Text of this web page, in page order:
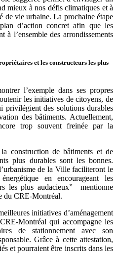
mieux à nos défis climatiques et à
de vie urbaine. La prochaine étape
d’action concret afin que les
à l’ensemble des arrondissements
et les constructeurs les plus
l’exemple dans ses propres
les initiatives de citoyens, de
privilégient des solutions durables
des bâtiments. Actuellement,
trop souvent freinée par la
construction de bâtiments et de
plus durables sont les bonnes.
de la Ville faciliteront le
en encourageant les
les plus audacieux” mentionne
du CRE-Montréal.
initiatives d’aménagement
Montréal qui accompagne les
de stationnement avec son
Grâce à cette attestation,
et pourraient être inscrits dans les